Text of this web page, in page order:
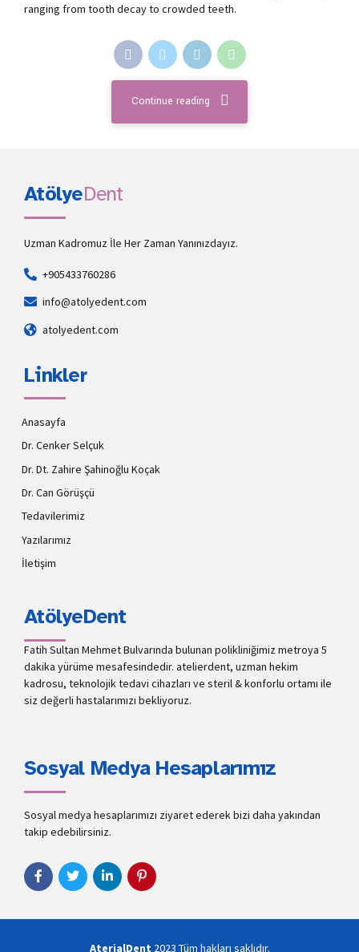
ranging from tooth decay to crowded teeth.
Continue reading
AtölyeDent
Uzman Kadromuz İle Her Zaman Yanınızdayız.
+905433760286
info@atolyedent.com
atolyedent.com
Linkler
Anasayfa
Dr. Cenker Selçuk
Dr. Dt. Zahire Şahinoğlu Koçak
Dr. Can Görüşçü
Tedavilerimiz
Yazılarımız
İletişim
AtölyeDent
Fatih Sultan Mehmet Bulvarında bulunan polikliniğimiz metroya 5
dakika yürüme mesafesindedir. atelierdent, uzman hekim
kadrosu, teknolojik tedavi cihazları ve steril & konforlu ortamı ile
siz değerli hastalarımızı bekliyoruz.
Sosyal Medya Hesaplarımız
Sosyal medya hesaplarımızı ziyaret ederek bizi daha yakından
takip edebilirsiniz.
AterialDent 2023 Tüm hakları saklıdır.